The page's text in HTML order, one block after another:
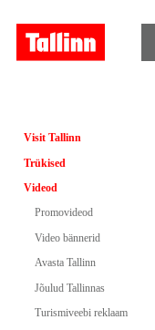
Visit Tallinn
Trükised
Videod
Promovideod
Video bännerid
Avasta Tallinn
Jõulud Tallinnas
Turismiveebi reklaam